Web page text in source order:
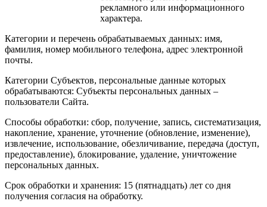
рекламного или информационного
характера.
Категории и перечень обрабатываемых данных: имя,
фамилия, номер мобильного телефона, адрес электронной
почты.
Категории Субъектов, персональные данные которых
обрабатываются: Субъекты персональных данных –
пользователи Сайта.
Способы обработки: сбор, получение, запись, систематизация,
накопление, хранение, уточнение (обновление, изменение),
извлечение, использование, обезличивание, передача (доступ,
предоставление), блокирование, удаление, уничтожение
персональных данных.
Срок обработки и хранения: 15 (пятнадцать) лет со дня
получения согласия на обработку.